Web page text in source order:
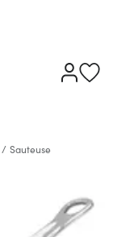
/ Sauteuse